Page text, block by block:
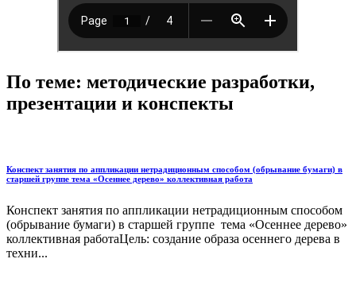
По теме: методические разработки,
презентации и конспекты
Конспект занятия по аппликации нетрадиционным способом (обрывание бумаги) в
старшей группе тема «Осеннее дерево» коллективная работа
Конспект занятия по аппликации нетрадиционным способом
(обрывание бумаги) в старшей группе тема «Осеннее дерево»
коллективная работаЦель: создание образа осеннего дерева в
техни...